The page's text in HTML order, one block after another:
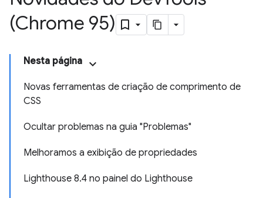
(Chrome 95)
Nesta página
Novas ferramentas de criação de comprimento de
CSS
Ocultar problemas na guia "Problemas"
Melhoramos a exibição de propriedades
Lighthouse 8.4 no painel do Lighthouse